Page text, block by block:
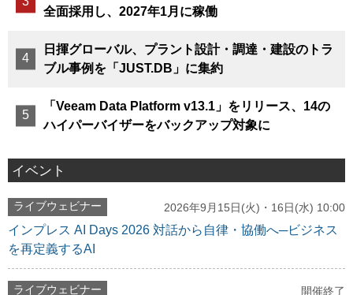
全面採用し、2027年1月に稼働
日揮グローバル、プラント設計・調達・建設のトラ
ブル事例を「JUST.DB」に集約
「Veeam Data Platform v13.1」をリリース、14の
ハイパーバイザーをバックアップ対象に
イベント
ライブウェビナー 2026年9月15日(火)・16日(水) 10:00
インプレス AI Days 2026 対話から自律・協働へ─ビジネス
を再定義するAI
ライブウェビナー 開催終了